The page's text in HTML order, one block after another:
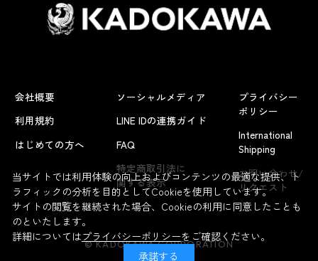
よくあるお問い合わせ
会社概要
利用規約
はじめての方へ
ソーシャルメディア
LINE IDの連携ガイド
FAQ
特定商取引法に
関する表示
プライバシー
ポリシー
International
Shipping
お問い合わせ/
リクエスト
© KADOKAWA CORPORATION
当サイトでは利用体験の向上およびコンテンツの最適な提供、ト
ラフィックの分析を目的としてCookieを使用しています。
サイトの閲覧を継続された場合、Cookieの利用に同意したことも
のといたします。
詳細についてはプライバシーポリシーをご確認ください。
承諾する